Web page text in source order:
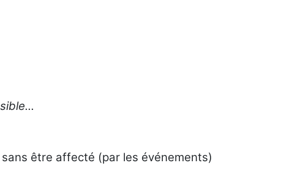
être affecté (par les événements)